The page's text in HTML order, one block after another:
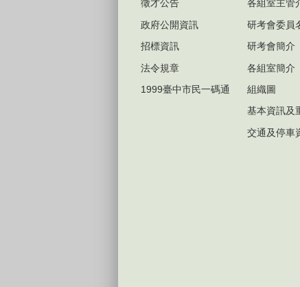
徵才公告
政府公開資訊
招標資訊
法令規章
1999臺中市民一碼通
各組室主管
研考會委員
研考會簡介
各組室簡介
組織圖
基本資訊及
交通及停車